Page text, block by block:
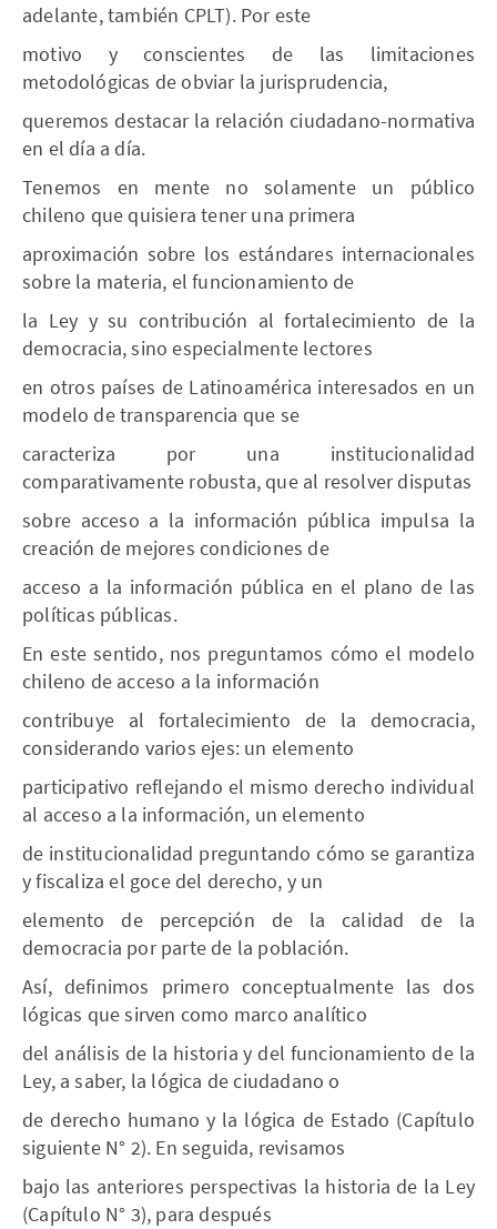
adelante, también CPLT). Por este
motivo y conscientes de las limitaciones
metodológicas de obviar la jurisprudencia,
queremos destacar la relación ciudadano-normativa
en el día a día.
Tenemos en mente no solamente un público
chileno que quisiera tener una primera
aproximación sobre los estándares internacionales
sobre la materia, el funcionamiento de
la Ley y su contribución al fortalecimiento de la
democracia, sino especialmente lectores
en otros países de Latinoamérica interesados en un
modelo de transparencia que se
caracteriza por una institucionalidad
comparativamente robusta, que al resolver disputas
sobre acceso a la información pública impulsa la
creación de mejores condiciones de
acceso a la información pública en el plano de las
políticas públicas.
En este sentido, nos preguntamos cómo el modelo
chileno de acceso a la información
contribuye al fortalecimiento de la democracia,
considerando varios ejes: un elemento
participativo reflejando el mismo derecho individual
al acceso a la información, un elemento
de institucionalidad preguntando cómo se garantiza
y fiscaliza el goce del derecho, y un
elemento de percepción de la calidad de la
democracia por parte de la población.
Así, definimos primero conceptualmente las dos
lógicas que sirven como marco analítico
del análisis de la historia y del funcionamiento de la
Ley, a saber, la lógica de ciudadano o
de derecho humano y la lógica de Estado (Capítulo
siguiente N° 2). En seguida, revisamos
bajo las anteriores perspectivas la historia de la Ley
(Capítulo N° 3), para después